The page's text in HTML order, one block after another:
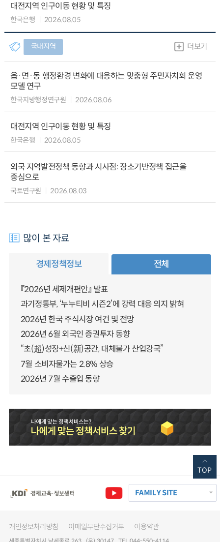
대전지역 인구이동 현황 및 특징
한국은행 2026.08.05
국내지역 더보기
읍·면·동 행정환경 변화에 대응하는 맞춤형 주민자치회 운영
모델 연구
한국지방행정연구원 2026.08.06
대전지역 인구이동 현황 및 특징
한국은행 2026.08.05
외국 지역발전정책 동향과 시사점: 장소기반정책 접근을
중심으로
국토연구원 2026.08.03
많이 본 자료
경제정책정보 전체
『2026년 세제개편안』 발표
과기정통부, ‘누누티비 시즌2’에 강력 대응 의지 밝혀
2026년 한국 주식시장 여건 및 전망
2026년 6월 외국인 증권투자 동향
“초(超)성장+신(新)공간, 대체불가 산업강국”
7월 소비자물가는 2.8% 상승
2026년 7월 수출입 동향
FAMILY SITE
개인정보처리방침 이메일무단수집거부 이용약관
TOP